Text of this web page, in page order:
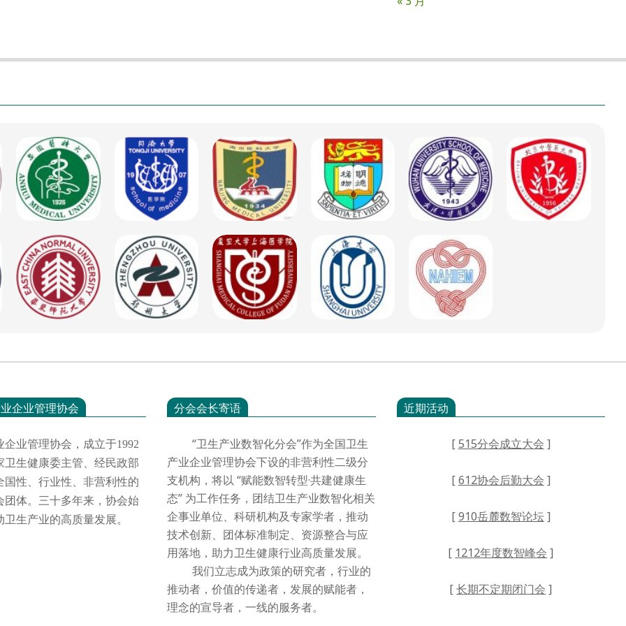
企业管理协会
企业管理协会，成立于1992
卫生健康委主管、经民政部
国性、行业性、非营利性的
团体。三十多年来，协会始
生产业的高质量发展。
分会会长寄语
“卫生产业数智化分会”作为全国卫生
产业企业管理协会下设的非营利性二级分
支机构，将以 “赋能数智转型·共建健康生
态” 为工作任务，团结卫生产业数智化相关
企事业单位、科研机构及专家学者，推动
技术创新、团体标准制定、资源整合与应
用落地，助力卫生健康行业高质量发展。
我们立志成为政策的研究者，行业的
推动者，价值的传递者，发展的赋能者，
理念的宣导者，一线的服务者。
近期活动
[515分会成立大会 ]
[612协会后勤大会 ]
[910岳麓数智论坛]
[ 1212年度数智峰会 ]
[长期不定期闭门会 ]